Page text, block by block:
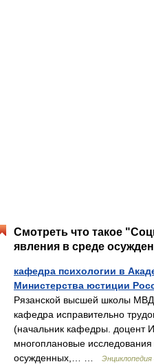
Смотреть что такое
явления в среде
кафедра психологии в
Министерства юстиции
Рязанской высшей школы
кафедра исправительно
(начальник кафедры. доцент
многоплановые
осужденных,… …